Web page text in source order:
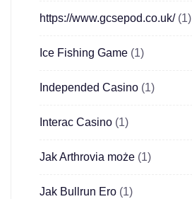
https://www.gcsepod.co.uk/(1)
Ice Fishing Game (1)
Independed Casino (1)
Interac Casino (1)
Jak Arthrovia może (1)
Jak Bullrun Ero (1)